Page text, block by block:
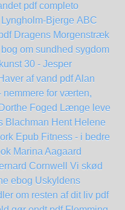
pdf completo
Bjerge ABC
Dragens Morgenstræk
om sundhed sygdom
30 - Jesper
af vand pdf Alan
for værten,
Foged Længe leve
Blachman Hent Helene
Epub Fitness - i bedre
Marina Aagaard
Cornwell
Vi skød
ebog Uskyldens
om resten af dit liv pdf